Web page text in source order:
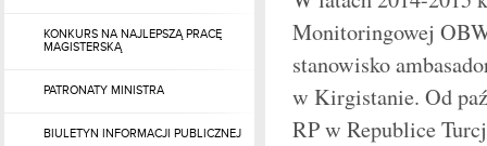
KONKURS NA NAJLEPSZĄ PRACĘ
MAGISTERSKĄ
PATRONATY MINISTRA
BIULETYN INFORMACJI PUBLICZNEJ
Monitoringowej
stanowisko
w Kirgistanie. Od
RP w Republice